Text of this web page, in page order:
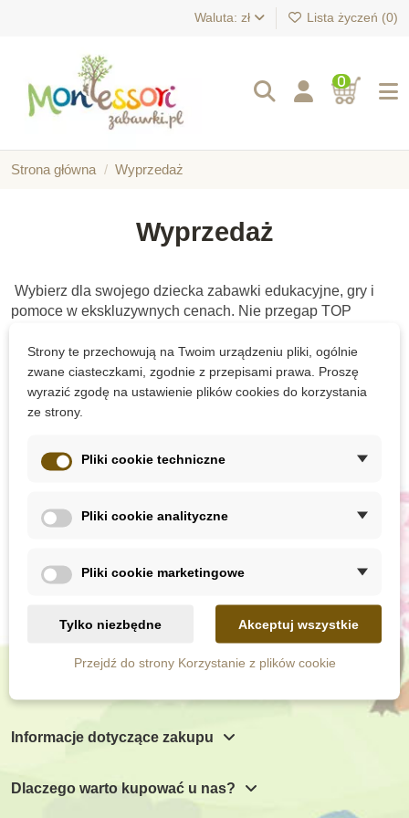
Waluta: zł Lista życzeń (0)
0
Strona główna Wyprzedaż
Wyprzedaż
Wybierz dla swojego dziecka zabawki edukacyjne, gry i
pomoce w ekskluzywnych cenach. Nie przegap TOP
There are no products.
Subskrypcja newslettera
Informacje dotyczące zakupu
Dlaczego warto kupować u nas?
Strony te przechowują na Twoim urządzeniu pliki, ogólnie
zwane ciasteczkami, zgodnie z przepisami prawa. Proszę
wyrazić zgodę na ustawienie plików cookies do korzystania
ze strony.
Pliki cookie techniczne
Pliki cookie analityczne
Pliki cookie marketingowe
Tylko niezbędne Akceptuj wszystkie
Przejdź do strony Korzystanie z plików cookie